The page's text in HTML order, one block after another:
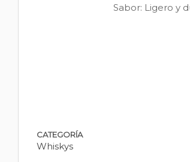
Sabor: Ligero y
CATEGORÍA
Whiskys